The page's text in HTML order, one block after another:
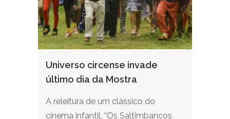
Universo circense invade
último dia da Mostra
A releitura de um clássico do
cinema infantil, “Os Saltimbancos